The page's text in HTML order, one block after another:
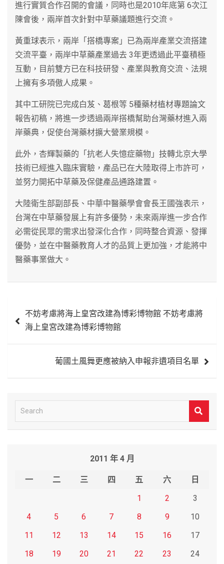
進行實質合作召開的會議，同時也是2010年底第 6次江
陳會後，兩岸首次針對中草藥議題進行交流。
黃重球表示，兩岸「搭橋專案」已為兩岸產業交流搭建
交流平臺，兩岸中草藥產業過去 3年更透過此平臺積極
互動，目前雙方已在科技研發、產業與教育交流、法規
上擁有多項傲人成果。
其中工研院已完成白芨、葛根等 5種藥材植材專題論文
報告初稿，將進一步透過兩岸搭橋幫助台灣藥材進入兩
岸藥典，促使台灣藥材擴大營業規模。
此外，杏輝製藥的「抗老人失憶症藥物」技轉北京大學
技術已經進入臨床實驗，產品已在大陸取得上市許可，
並努力開拓中草藥及保健產品通路建置。
大陸衛生部副部長、中華中醫藥學會會長王國強表示，
台灣在中草藥發展上有許多優勢，未來兩岸進一步合作
必需從民眾的需求出發深化合作，同時整合資源、發揮
優勢，並在中醫藥教育人才的品質上更加強，才能將中
醫藥事業做大。
章
不妨考慮將海上皇宮改建為博彩博物館 不妨考慮將
海上皇宮改建為博彩博物館
葡國土風舞更應被納入申報非遺項目名單
e
2011 年 4 月
一 二 三 四 五 六
日
1
2
3
4
5 6 7 8 9
10
11
12 13 14 15 16
17
18
19 20 21 22 23
24